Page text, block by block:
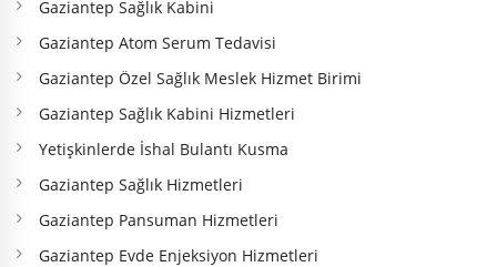
Gaziantep Sağlık Kabini
Gaziantep Atom Serum Tedavisi
Gaziantep Özel Sağlık Meslek Hizmet Birimi
Gaziantep Sağlık Kabini Hizmetleri
Yetişkinlerde İshal Bulantı Kusma
Gaziantep Sağlık Hizmetleri
Gaziantep Pansuman Hizmetleri
Gaziantep Evde Enjeksiyon Hizmetleri